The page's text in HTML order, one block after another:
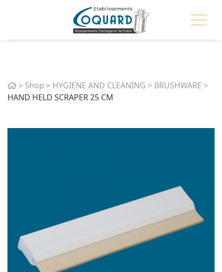
Home
> Shop > HYGIENE AND CLEANING > BRUSHWARE >
HAND HELD SCRAPER 25 CM